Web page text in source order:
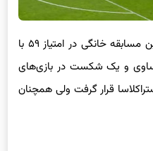
یاران قلی‌زاده با کسب پیروزی در این مسابقه خانگی در امتیاز ۵۹ با
و یک شکست در بازی‌های
قرار گرفت ولی همچنان